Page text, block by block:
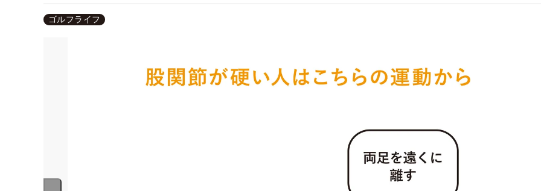
ゴルフライフ